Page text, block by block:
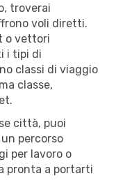
troverai
voli diretti.
o vettori
i tipi di
classi di viaggio
classe,
città, puoi
percorso
per lavoro o
pronta a portarti